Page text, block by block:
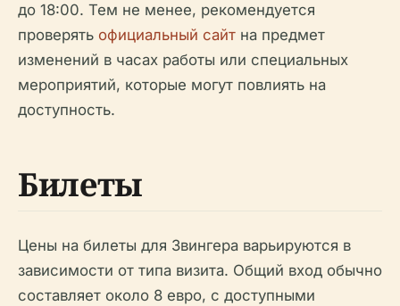
до 18:00. Тем не менее, рекомендуется
проверять официальный сайт на предмет
изменений в часах работы или специальных
мероприятий, которые могут повлиять на
доступность.
Билеты
Цены на билеты для Звингера варьируются в
зависимости от типа визита. Общий вход обычно
составляет около 8 евро, с доступными